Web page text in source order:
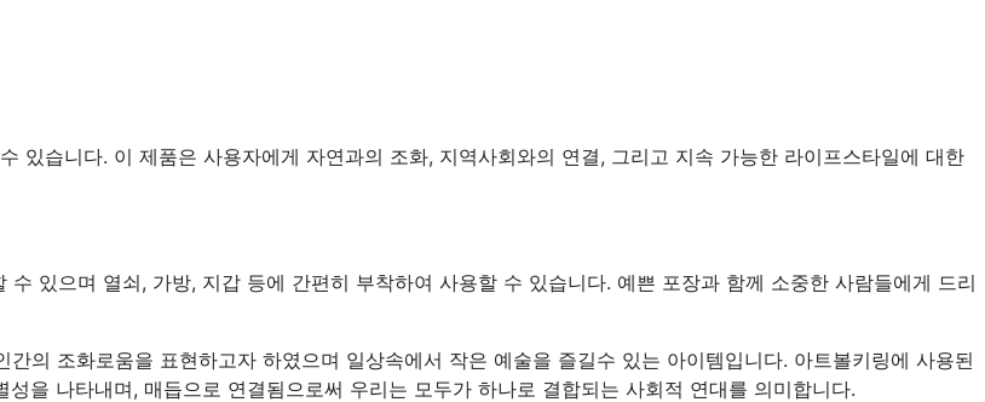
있습니다. 이 제품은 사용자에게 자연과의 조화, 지역사회와의 연결, 그리고 지속 가능한 라이프스타일에 대한
있으며 열쇠, 가방, 지갑 등에 간편히 부착하여 사용할 수 있습니다. 예쁜 포장과 함께 소중한 사람들에게 드리
의 조화로움을 표현하고자 하였으며 일상속에서 작은 예술을 즐길수 있는 아이템입니다. 아트볼키링에 사용된
을 나타내며, 매듭으로 연결됨으로써 우리는 모두가 하나로 결합되는 사회적 연대를 의미합니다.